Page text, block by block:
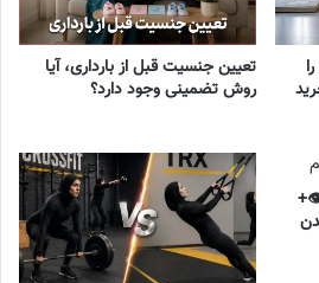
تعیین جنسیت قبل از بارداری، آیا
روش تضمینی وجود دارد؟